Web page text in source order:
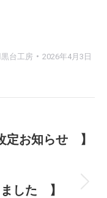
台工房 2026年4月3日
定お知らせ 】
した 】